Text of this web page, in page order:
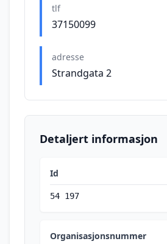
tlf
37150099
adresse
Strandgata 2
Detaljert informasjon
Id
54 197
Organisasjonsnummer